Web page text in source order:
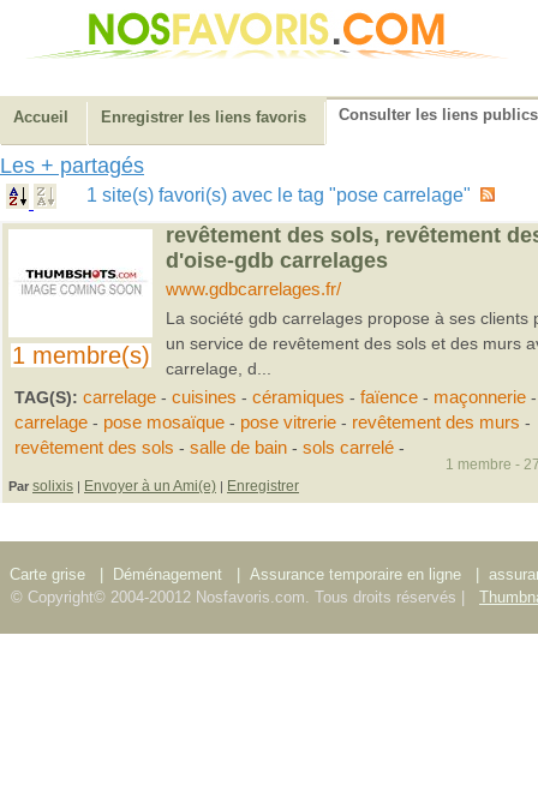
Accueil Enregistrer les liens favoris Consulter les liens publics
Les + partagés
1 site(s) favori(s) avec le tag "pose carrelage"
1 membre(s)
revêtement des sols, revêtement
d'oise-gdb carrelages
www.gdbcarrelages.fr/
La société gdb carrelages propose à ses clients
un service de revêtement des sols et des murs
carrelage, d...
TAG(S): carrelage - cuisines - céramiques - faïence - maçonnerie
carrelage - pose mosaïque - pose vitrerie - revêtement des murs -
revêtement des sols - salle de bain - sols carrelé -
Par solixis | Envoyer à un Ami(e) | Enregistrer
1 membre -
Carte grise Déménagement Assurance temporaire en ligne
© Copyright© 2004-20012 Nosfavoris.com. Tous droits réservés |